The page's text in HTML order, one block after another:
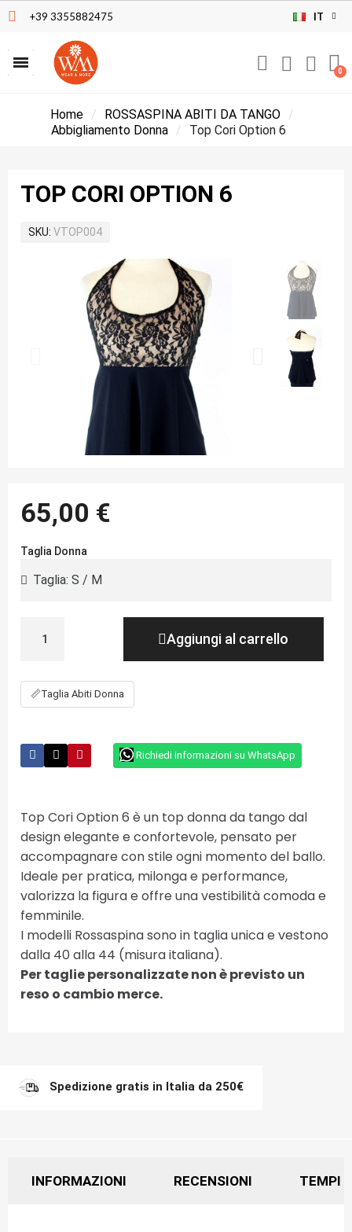
+39 3355882475 IT
Home
ROSSASPINA ABITI DA TANGO
Abbigliamento Donna
Top Cori Option 6
TOP CORI OPTION 6
SKU VTOP004
65,00 €
Taglia Donna
Aggiungi al carrello
📏Taglia Abiti Donna
Richiedi informazioni su WhatsApp
Top Cori Option 6 è un top donna da tango dal
design elegante e confortevole, pensato per
accompagnare con stile ogni momento del ballo.
Ideale per pratica, milonga e performance,
valorizza la figura e offre una vestibilità comoda e
femminile.
I modelli Rossaspina sono in taglia unica e vestono
dalla 40 alla 44 (misura italiana).
Per taglie personalizzate non è previsto un
reso o cambio merce.
Spedizione gratis in Italia da 250€
INFORMAZIONI RECENSIONI TEMPI